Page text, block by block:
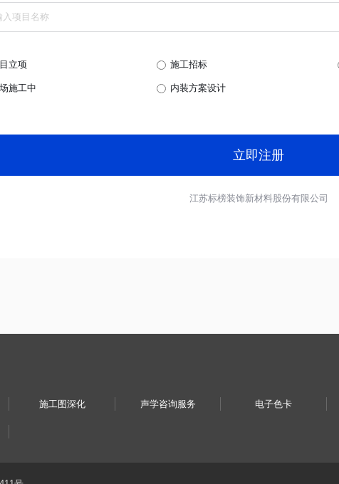
立项 施工招标
施工中 内装方案设计
立即注册
江苏标榜装饰新材料股份有限公司
施工图深化 声学咨询服务 电子色卡